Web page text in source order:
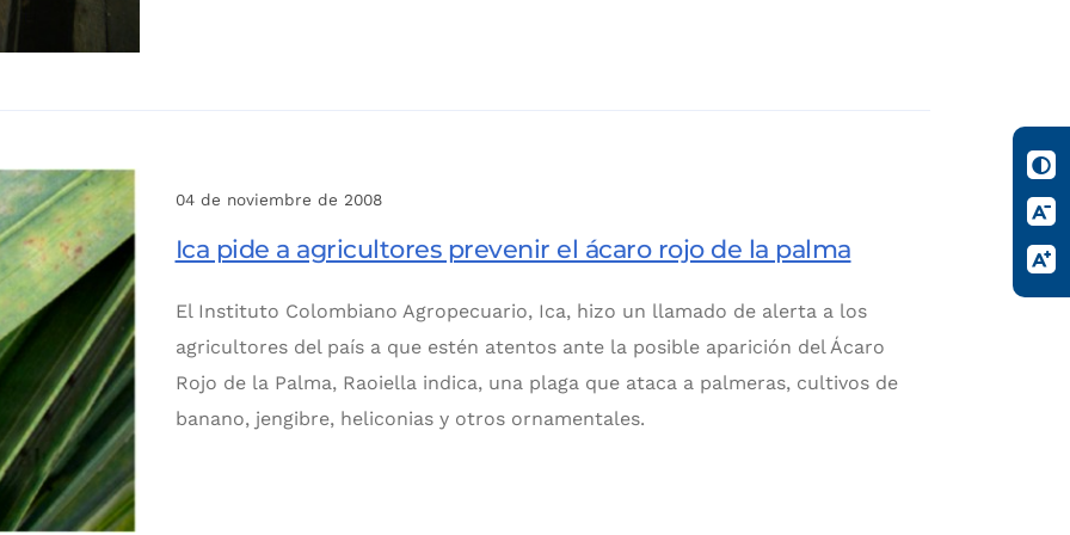
04 de noviembre de 2008
Ica pide a agricultores prevenir el ácaro rojo de la palma
El Instituto Colombiano Agropecuario, Ica, hizo un llamado de alerta a los
agricultores del país a que estén atentos ante la posible aparición del Ácaro
Rojo de la Palma, Raoiella indica, una plaga que ataca a palmeras, cultivos de
banano, jengibre, heliconias y otros ornamentales.